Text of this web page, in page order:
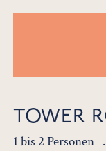
TOWER
1 bis 2 Personen .